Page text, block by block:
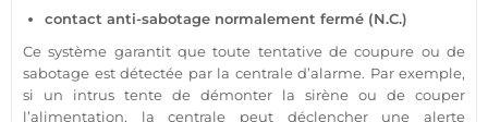
contact anti-sabotage normalement fermé (N.C.)
Cesystème garantit que toute tentative de coupure ou de
sabotage est détectée par la centraled’alarme. Par exemple,
si un intrus tente de démonter la sirène ou de couper
l’alimentation, lacentrale peut déclencher une alerte